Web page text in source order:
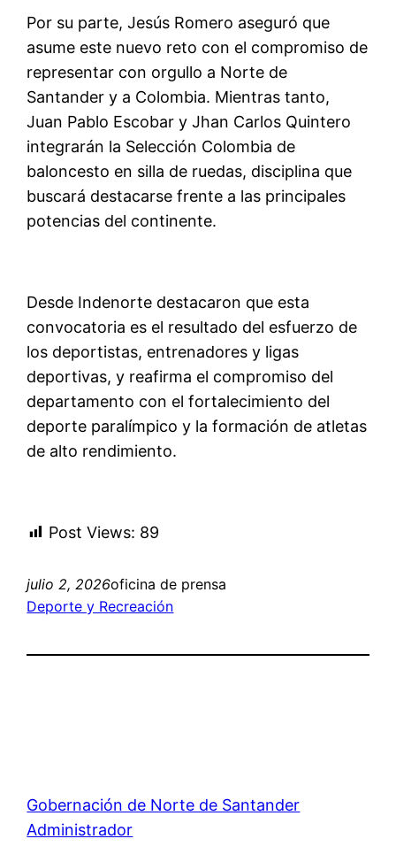
Por su parte, Jesús Romero aseguró que
asume este nuevo reto con el compromiso de
representar con orgullo a Norte de
Santander y a Colombia. Mientras tanto,
Juan Pablo Escobar y Jhan Carlos Quintero
integrarán la Selección Colombia de
baloncesto en silla de ruedas, disciplina que
buscará destacarse frente a las principales
potencias del continente.
Desde Indenorte destacaron que esta
convocatoria es el resultado del esfuerzo de
los deportistas, entrenadores y ligas
deportivas, y reafirma el compromiso del
departamento con el fortalecimiento del
deporte paralímpico y la formación de atletas
de alto rendimiento.
Post Views: 89
julio 2, 2026oficina de prensa
Deporte y Recreación
Gobernación de Norte de Santander
Administrador